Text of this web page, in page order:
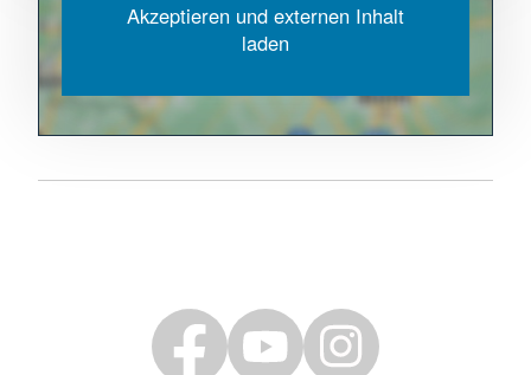
Akzeptieren und externen Inhalt
laden